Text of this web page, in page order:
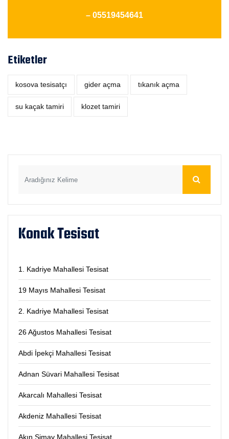
– 05519454641
Etiketler
kosova tesisatçı ‎gider açma tıkanık açma
su kaçak tamiri klozet tamiri
Konak Tesisat
1. Kadriye Mahallesi Tesisat
19 Mayıs Mahallesi Tesisat
2. Kadriye Mahallesi Tesisat
26 Ağustos Mahallesi Tesisat
Abdi İpekçi Mahallesi Tesisat
Adnan Süvari Mahallesi Tesisat
Akarcalı Mahallesi Tesisat
Akdeniz Mahallesi Tesisat
Akın Simav Mahallesi Tesisat